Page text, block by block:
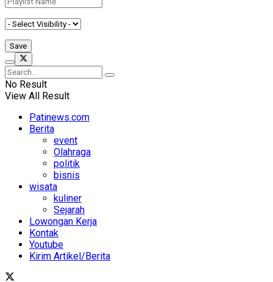
No Result
View All Result
Patinews.com
Berita
event
Olahraga
politik
bisnis
wisata
kuliner
Sejarah
Lowongan Kerja
Kontak
Youtube
Kirim Artikel/Berita